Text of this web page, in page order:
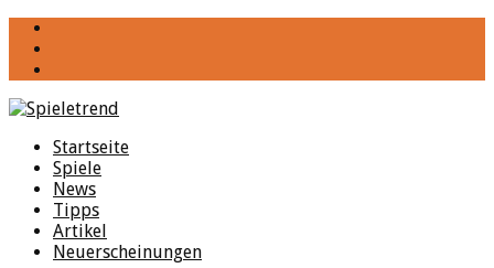
Startseite
Spiele
News
Tipps
Artikel
Neuerscheinungen